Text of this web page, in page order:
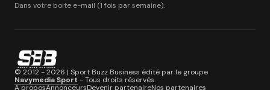
Dans votre boite e-mail (1 fois par semaine).
© 2012 - 2026 | Sport Buzz Business édité par le groupe
Navymedia Sport - Tous droits réservés.
A proposAnnonceursDevenir partenaireNos partenaires